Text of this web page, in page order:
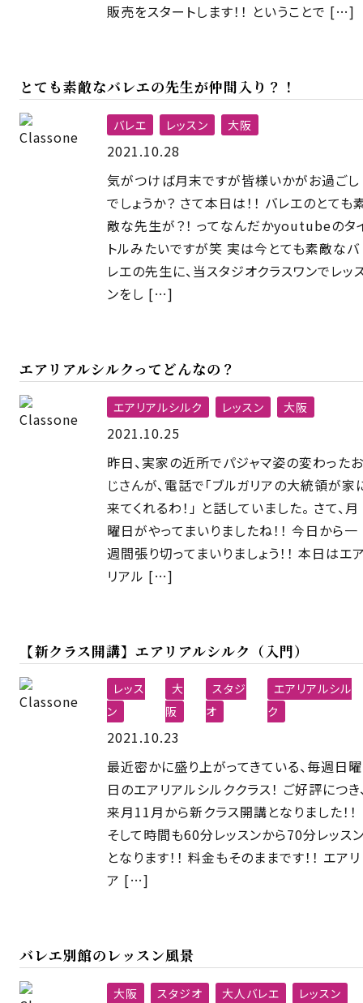
販売をスタートします！！ ということで […]
とても素敵なバレエの先生が仲間入り？！
バレエ レッスン 大阪
2021.10.28
気がつけば月末ですが皆様いかがお過ごし
でしょうか？ さて本日は！！ バレエのとても
敵な先生が？！ ってなんだかyoutubeのタ
トルみたいですが笑 実は今とても素敵なバ
レエの先生に、当スタジオクラスワンでレッ
ンをし […]
エアリアルシルクってどんなの？
エアリアルシルク レッスン 大阪
2021.10.25
昨日、実家の近所でパジャマ姿の変わったお
じさんが、電話で「ブルガリアの大統領が家
来てくれるわ！」 と話していました。 さて、月
曜日がやってまいりましたね！！ 今日から一
週間張り切ってまいりましょう！！ 本日はエ
リアル […]
【新クラス開講】エアリアルシルク（入門）
レッス
ン
大
阪
スタジ
オ
エアリアルシル
ク
2021.10.23
最近密かに盛り上がってきている、毎週日曜
日のエアリアルシルククラス！ ご好評につき
来月11月から新クラス開講となりました！！
そして時間も60分レッスンから70分レッス
となります！！ 料金もそのままです！！ エアリ
ア […]
バレエ別館のレッスン風景
大阪 スタジオ 大人バレエ レッスン